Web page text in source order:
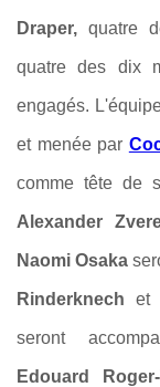
Draper, quatre
quatre des dix
engagés.
et menée par
comme tête de
Alexander
Naomi Osaka
Rinderknech et
seront
Edouard